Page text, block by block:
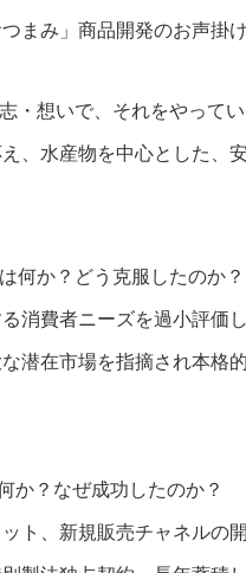
まみ」商品開発のお声掛
・想いで、それをやってい
、水産物を中心とした、
何か？どう克服したのか？
消費者ニーズを過小評
潜在市場を指摘され本格
か？なぜ成功したのか？
ト、新規販売チャネル